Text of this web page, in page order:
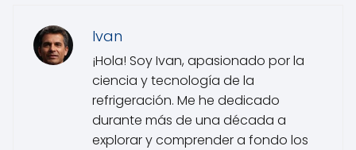
Ivan
¡Hola! Soy Ivan, apasionado por la
ciencia y tecnología de la
refrigeración. Me he dedicado
durante más de una década a
explorar y comprender a fondo los